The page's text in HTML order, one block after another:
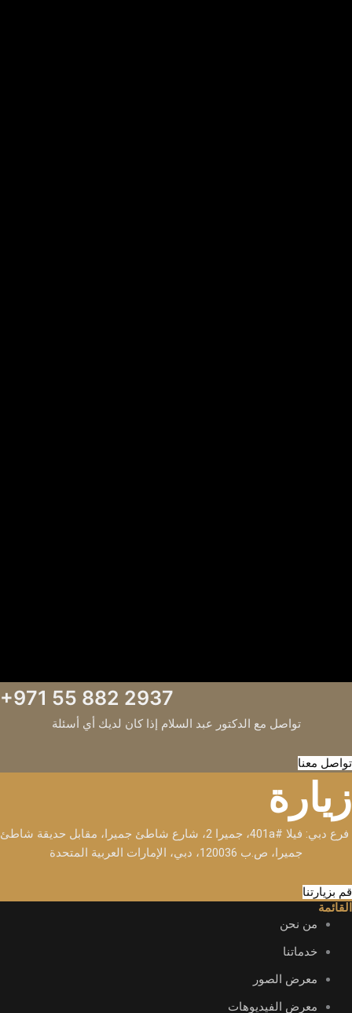
+971 55 882 2937
تواصل مع الدكتور عبد السلام إذا كان لديك أي أسئلة
تواصل معنا
زيارة
فرع دبي: فيلا #401a، جميرا 2، شارع شاطئ جميرا، مقابل حديقة شاطئ
جميرا، ص.ب 120036، دبي، الإمارات العربية المتحدة
قم بزيارتنا
القائمة
من نحن
خدماتنا
معرض الصور
معرض الفيديوهات